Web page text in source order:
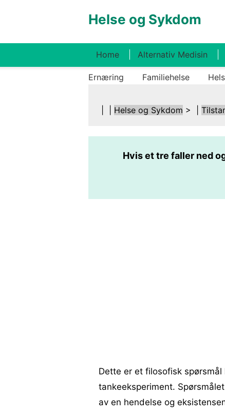
Helse og Sykdom
Home Alternativ Medisin
Ernæring Familiehelse
Helse og Sykdom > |
Hvis et tre faller ned
Dette er et filosofisk
tankeeksperiment.
av en hendelse og